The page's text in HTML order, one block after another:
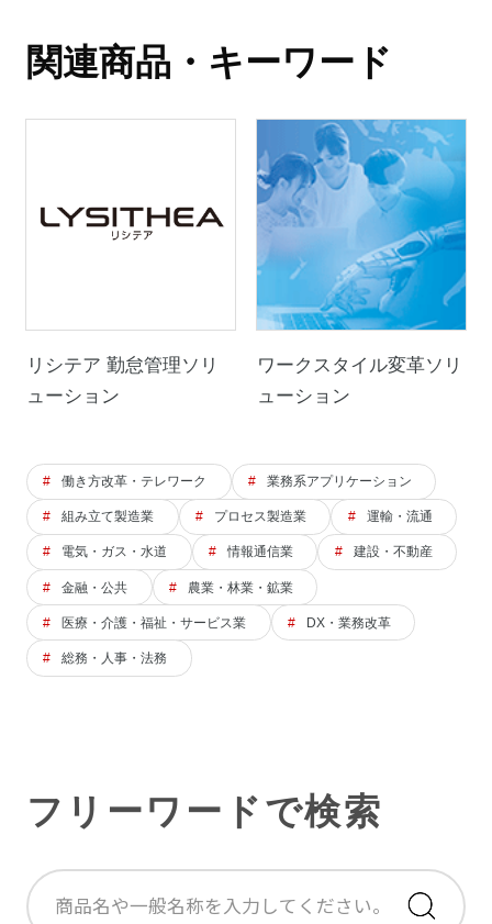
関連商品・キーワード
リシテア 勤怠管理ソリ
ューション
ワークスタイル変革ソリ
ューション
働き方改革・テレワーク 業務系アプリケーション
組み立て製造業 プロセス製造業 運輸・流通
電気・ガス・水道 情報通信業 建設・不動産
金融・公共 農業・林業・鉱業
医療・介護・福祉・サービス業 DX・業務改革
総務・人事・法務
フリーワードで検索